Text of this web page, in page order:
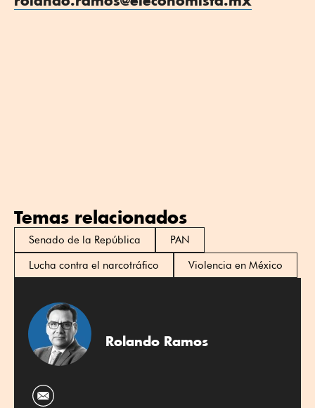
Temas relacionados
Senado de la República
PAN
Lucha contra el narcotráfico
Violencia en México
Rolando Ramos